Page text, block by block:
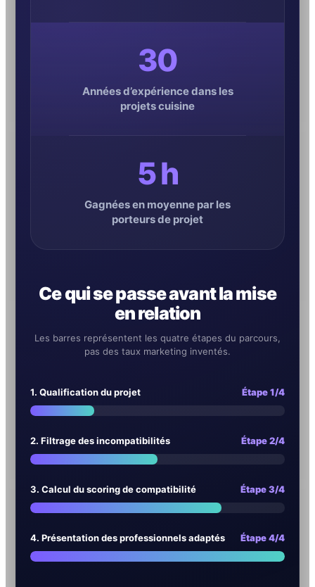
30
Années d’expérience dans les
projets cuisine
5 h
Gagnées en moyenne par les
porteurs de projet
Ce qui se passe avant la mise
en relation
Les barres représentent les quatre étapes du parcours,
pas des taux marketing inventés.
1. Qualification du projet Étape 1/4
2. Filtrage des incompatibilités Étape 2/4
3. Calcul du scoring de compatibilité Étape 3/4
4. Présentation des professionnels adaptés Étape 4/4